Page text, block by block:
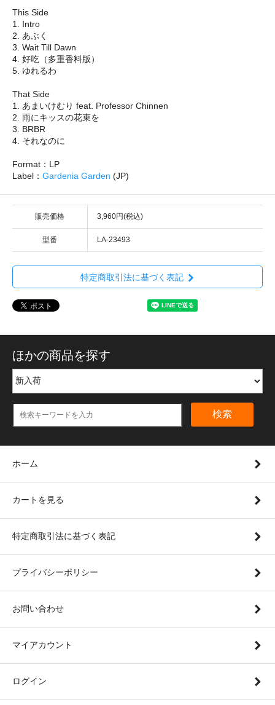
This Side
1. Intro
2. あぶく
3. Wait Till Dawn
4. 好吃（多重香料版）
5. ゆれるわ
That Side
1. あまいけむり feat. Professor Chinnen
2. 雨にキッスの花束を
3. BRBR
4. それなのに
Format：LP
Label： Gardenia Garden (JP)
販売価格 3,960円(税込)
型番 LA-23493
特定商取引法に基づく表記
ほかの商品を探す
検索
ホーム
カートを見る
特定商取引法に基づく表記
プライバシーポリシー
お問い合わせ
マイアカウント
ログイン